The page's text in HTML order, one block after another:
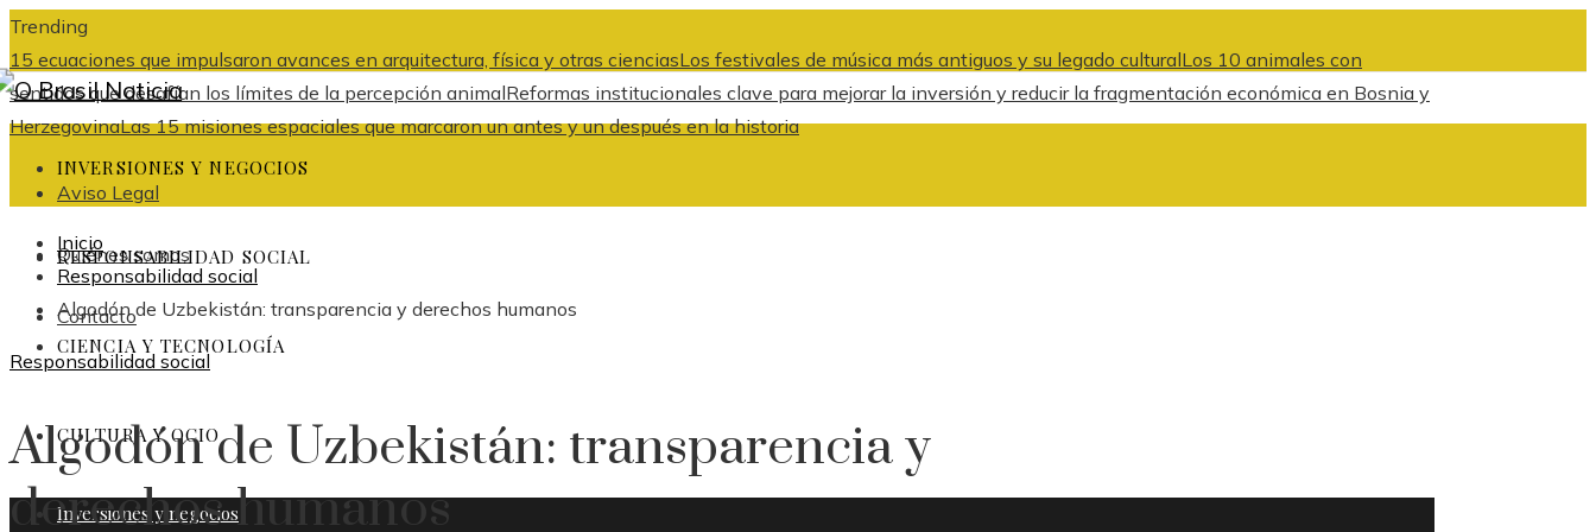
Trending
15 ecuaciones que impulsaron avances en arquitectura, física y otras cienciasLos festivales de música más antiguos y su legado culturalLos 10 animales con
sentidos que desafían los límites de la percepción animalReformas institucionales clave para mejorar la inversión y reducir la fragmentación económica en Bosnia y
HerzegovinaLas 15 misiones espaciales que marcaron un antes y un después en la historia
Aviso Legal
Quiénes somos
Contacto
INVERSIONES Y NEGOCIOS
RESPONSABILIDAD SOCIAL
CIENCIA Y TECNOLOGÍA
CULTURA Y OCIO
Inversiones y negocios
Inicio
Responsabilidad social
Algodón de Uzbekistán: transparencia y derechos humanos
Responsabilidad social
Algodón de Uzbekistán: transparencia y
derechos humanos